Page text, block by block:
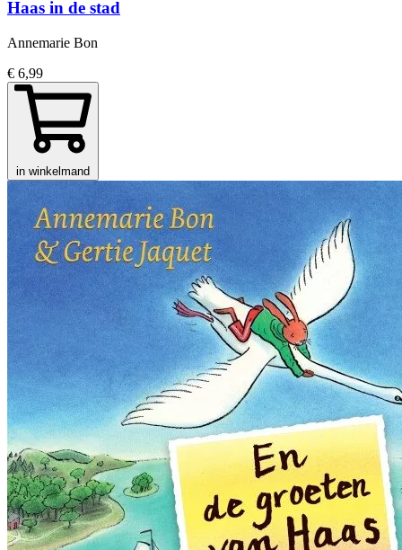
Haas in de stad
Annemarie Bon
€ 6,99
in winkelmand